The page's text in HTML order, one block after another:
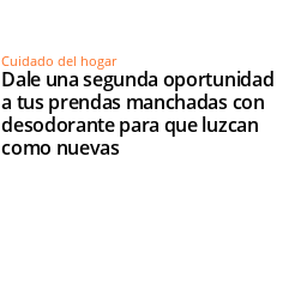
Cuidado del hogar
Dale una segunda oportunidad
a tus prendas manchadas con
desodorante para que luzcan
como nuevas